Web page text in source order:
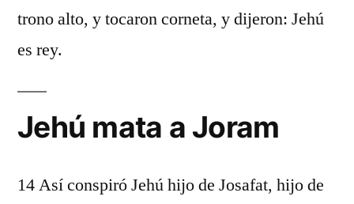
trono alto, y tocaron corneta, y dijeron: Jehú
es rey.
Jehú mata a Joram
14 Así conspiró Jehú hijo de Josafat, hijo de